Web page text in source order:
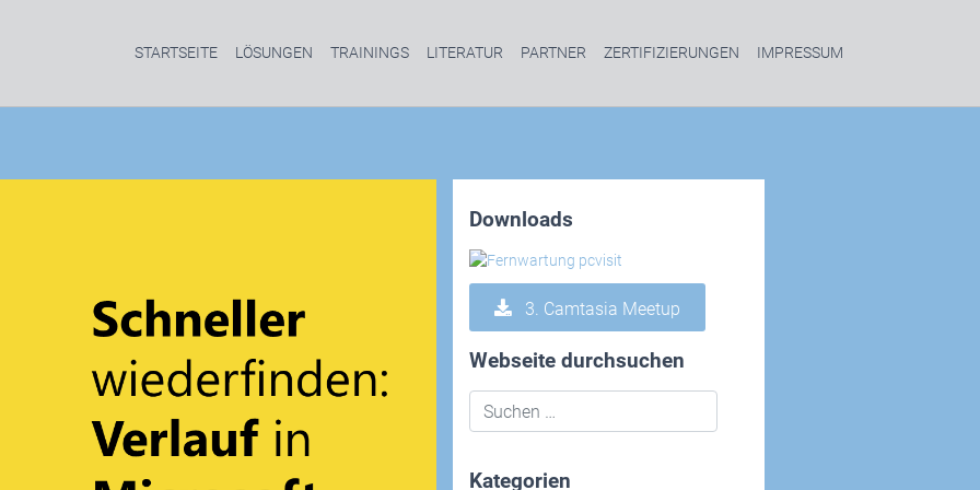
STARTSEITE LÖSUNGEN TRAININGS LITERATUR PARTNER ZERTIFIZIERUNGEN IMPRESSUM
Downloads
3. Camtasia Meetup
Webseite durchsuchen
Kategorien